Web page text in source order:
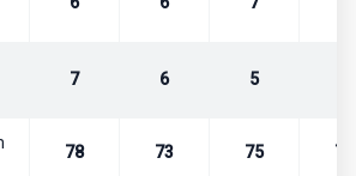
a fekete, 1% taino indián.
7 6 5
78 73 75 76